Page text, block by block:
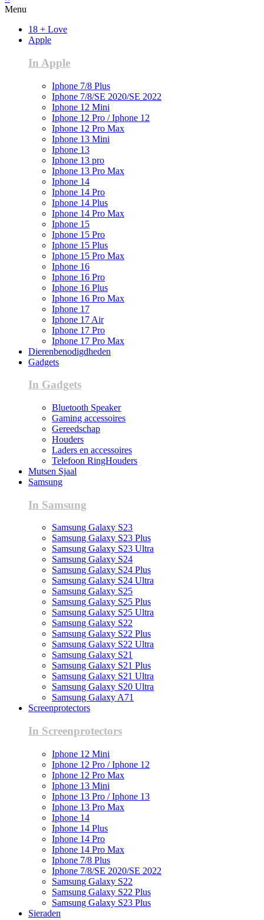
Menu
18 + Love
Apple
In Apple
Iphone 7/8 Plus
Iphone 7/8/SE 2020/SE 2022
Iphone 12 Mini
Iphone 12 Pro / Iphone 12
Iphone 12 Pro Max
Iphone 13 Mini
Iphone 13
Iphone 13 pro
Iphone 13 Pro Max
Iphone 14
Iphone 14 Pro
Iphone 14 Plus
Iphone 14 Pro Max
Iphone 15
Iphone 15 Pro
Iphone 15 Plus
Iphone 15 Pro Max
Iphone 16
Iphone 16 Pro
Iphone 16 Plus
Iphone 16 Pro Max
Iphone 17
Iphone 17 Air
Iphone 17 Pro
Iphone 17 Pro Max
Dierenbenodigdheden
Gadgets
In Gadgets
Bluetooth Speaker
Gaming accessoires
Gereedschap
Houders
Laders en accessoires
Telefoon RingHouders
Mutsen Sjaal
Samsung
In Samsung
Samsung Galaxy S23
Samsung Galaxy S23 Plus
Samsung Galaxy S23 Ultra
Samsung Galaxy S24
Samsung Galaxy S24 Plus
Samsung Galaxy S24 Ultra
Samsung Galaxy S25
Samsung Galaxy S25 Plus
Samsung Galaxy S25 Ultra
Samsung Galaxy S22
Samsung Galaxy S22 Plus
Samsung Galaxy S22 Ultra
Samsung Galaxy S21
Samsung Galaxy S21 Plus
Samsung Galaxy S21 Ultra
Samsung Galaxy S20 Ultra
Samsung Galaxy A71
Screenprotectors
In Screenprotectors
Iphone 12 Mini
Iphone 12 Pro / Iphone 12
Iphone 12 Pro Max
Iphone 13 Mini
Iphone 13 Pro / Iphone 13
Iphone 13 Pro Max
Iphone 14
Iphone 14 Plus
Iphone 14 Pro
Iphone 14 Pro Max
Iphone 7/8 Plus
Iphone 7/8/SE 2020/SE 2022
Samsung Galaxy S22
Samsung Galaxy S22 Plus
Samsung Galaxy S23 Plus
Sieraden